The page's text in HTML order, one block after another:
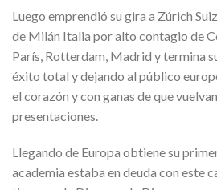
Luego emprendió su gira a Zúrich
de Milán Italia por alto contagio de
París, Rotterdam, Madrid y termina
éxito total y dejando al público
el corazón y con ganas de que
presentaciones.
Llegando de Europa obtiene su
academia estaba en deuda con este